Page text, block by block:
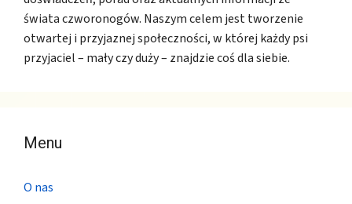
świata czworonogów. Naszym celem jest tworzenie
otwartej i przyjaznej społeczności, w której każdy psi
przyjaciel – mały czy duży – znajdzie coś dla siebie.
Menu
O nas